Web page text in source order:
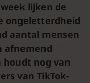
lijken de
ongeletterdheid
aantal mensen
afnemend
nog van
van TikTok-